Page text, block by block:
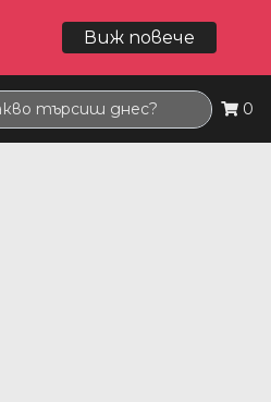
0
Виж повече